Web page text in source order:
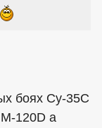
боях Су-35С
120D а